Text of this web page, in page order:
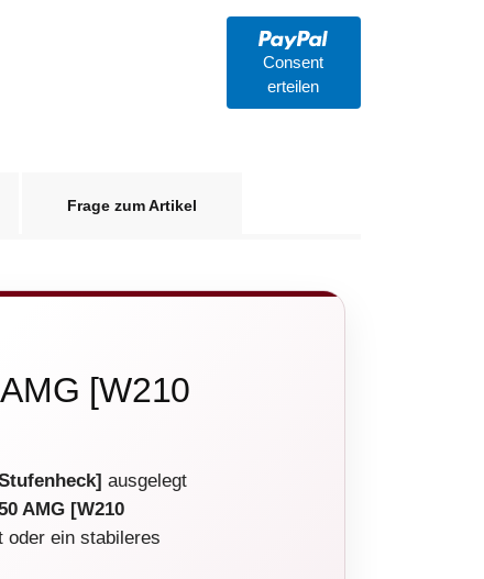
Consent
erteilen
Frage zum Artikel
[W210
ausgelegt
AMG [W210
oder ein stabileres